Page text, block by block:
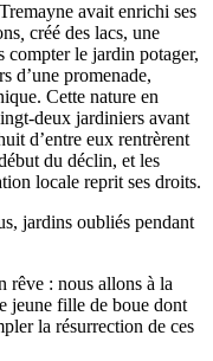
avait enrichi ses
créé des lacs, une
compter le jardin potager,
d’une promenade,
Cette nature en
deux jardiniers avant
d’entre eux rentrèrent
du déclin, et les
locale reprit ses droits.
jardins oubliés pendant
rêve : nous allons à la
jeune fille de boue dont
la résurrection de ces